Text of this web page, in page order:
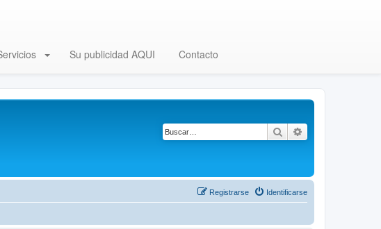
Su publicidad AQUI Contacto
Buscar
Identificarse
Registrarse